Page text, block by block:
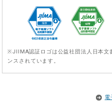
※JIIMA認証ロゴは公益社団法人日本文
ンスされています。
電